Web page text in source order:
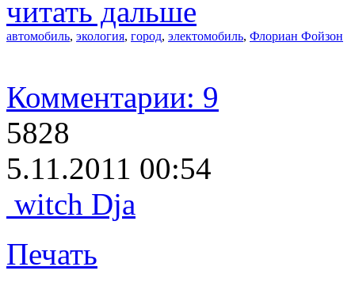
читать дальше
автомобиль, экология, город, электомобиль, Флориан Фойзон
Комментарии: 9
5828
5.11.2011 00:54
witch Dja
Печать